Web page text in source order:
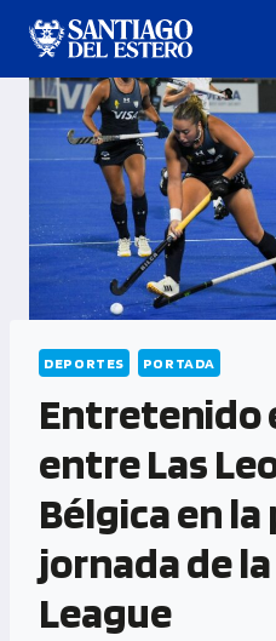
DEPORTES PORTADA
Entretenido
entre Las
Bélgica en
jornada de
League